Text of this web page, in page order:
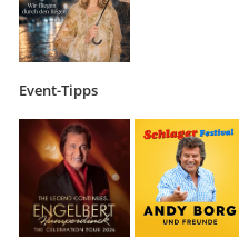
Event-Tipps